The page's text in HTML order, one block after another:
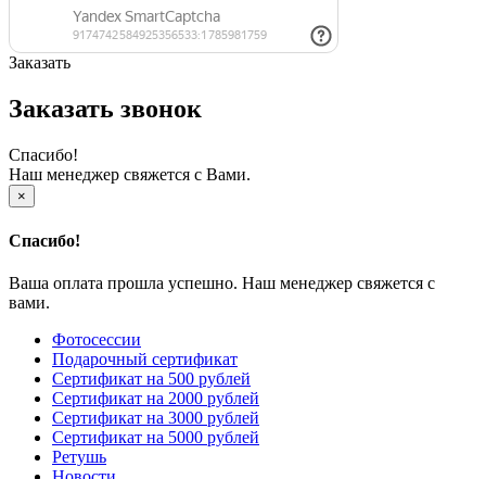
Заказать
Заказать звонок
Спасибо!
Наш менеджер свяжется с Вами.
×
Спасибо!
Ваша оплата прошла успешно. Наш менеджер свяжется с
вами.
Фотосессии
Подарочный сертификат
Сертификат на 500 рублей
Сертификат на 2000 рублей
Сертификат на 3000 рублей
Сертификат на 5000 рублей
Ретушь